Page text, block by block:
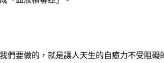
要做的，就是讓人天生的自癒力不受阻